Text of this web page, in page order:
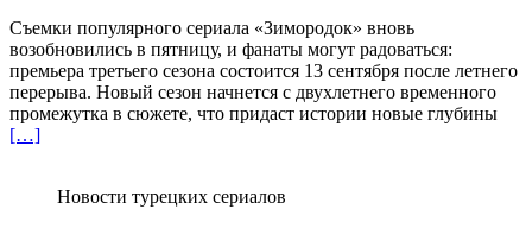
Съемки популярного сериала «Зимородок» вновь
возобновились в пятницу, и фанаты могут радоваться:
премьера третьего сезона состоится 13 сентября после летнего
перерыва. Новый сезон начнется с двухлетнего временного
промежутка в сюжете, что придаст истории новые глубины
[…]
Новости турецких сериалов